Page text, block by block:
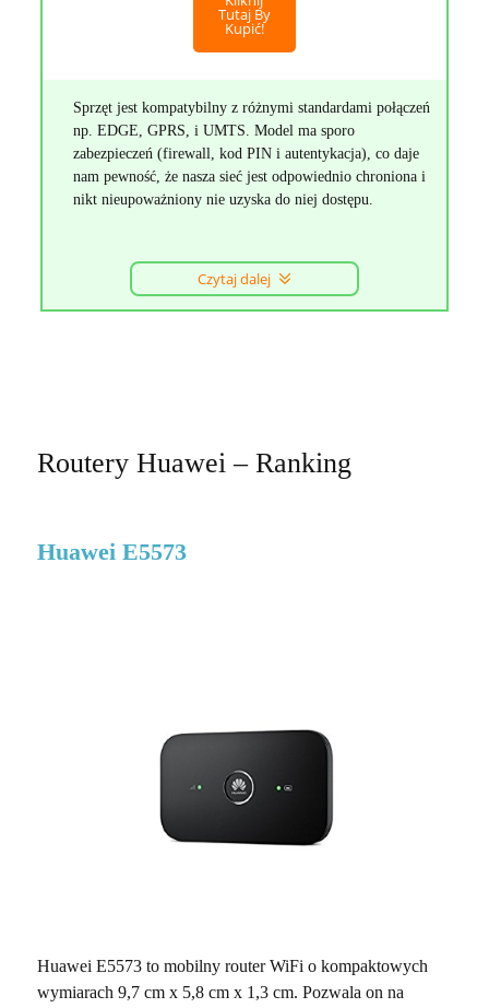
Tutaj By
Kupić!
Sprzęt jest kompatybilny z różnymi standardami połączeń
np. EDGE, GPRS, i UMTS. Model ma sporo
zabezpieczeń (firewall, kod PIN i autentykacja), co daje
nam pewność, że nasza sieć jest odpowiednio chroniona i
nikt nieupoważniony nie uzyska do niej dostępu.
Czytaj dalej
Routery Huawei – Ranking
Huawei E5573
Huawei E5573 to mobilny router WiFi o kompaktowych
wymiarach 9,7 cm x 5,8 cm x 1,3 cm. Pozwala on na